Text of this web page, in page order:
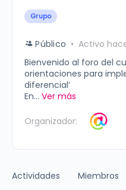
Grupo
Público
Activo
Bienvenido al foro del
orientaciones para
diferencial’
En... Ver más
Organizador:
Actividades Miembros